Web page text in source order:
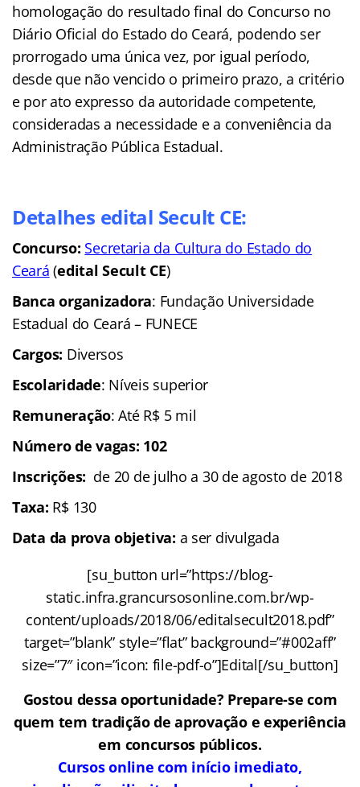
homologação do resultado final do Concurso no
Diário Oficial do Estado do Ceará, podendo ser
prorrogado uma única vez, por igual período,
desde que não vencido o primeiro prazo, a critério
e por ato expresso da autoridade competente,
consideradas a necessidade e a conveniência da
Administração Pública Estadual.
Detalhes edital Secult CE:
Concurso: Secretaria da Cultura do Estado do
Ceará (edital Secult CE)
Banca organizadora: Fundação Universidade
Estadual do Ceará – FUNECE
Cargos: Diversos
Escolaridade: Níveis superior
Remuneração: Até R$ 5 mil
Número de vagas: 102
Inscrições: de 20 de julho a 30 de agosto de 2018
Taxa: R$ 130
Data da prova objetiva: a ser divulgada
[su_button url=”https://blog-
static.infra.grancursosonline.com.br/wp-
content/uploads/2018/06/editalsecult2018.pdf”
target=”blank” style=”flat” background=”#002aff”
size=”7″ icon=”icon: file-pdf-o”]Edital[/su_button]
Gostou dessa oportunidade? Prepare-se com
quem tem tradição de aprovação e experiência
em concursos públicos.
Cursos online com início imediato,